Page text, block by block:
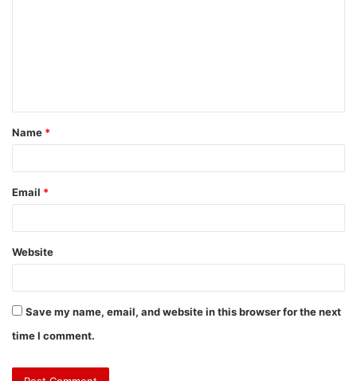
Name *
Email *
Website
Save my name, email, and website in this browser for the next
time I comment.